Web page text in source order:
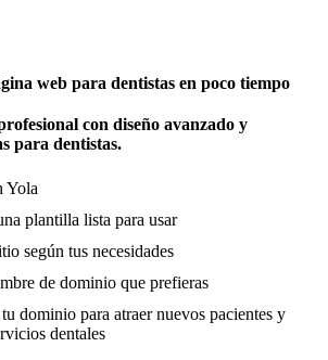
web para dentistas en poco tiempo
con diseño avanzado y
para dentistas.
Yola
plantilla lista para usar
según tus necesidades
de dominio que prefieras
dominio para atraer nuevos pacientes y
dentales